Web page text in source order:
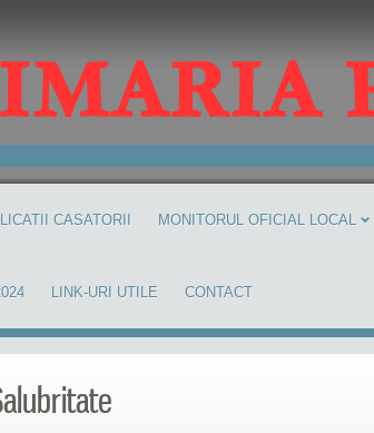
CASATORII MONITORUL OFICIAL LOCAL
LINK-URI UTILE CONTACT